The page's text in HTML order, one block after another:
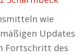
wie
Updates
Fortschritt des